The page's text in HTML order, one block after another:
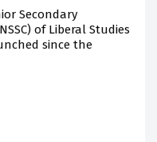
Secondary
of Liberal Studies
since the